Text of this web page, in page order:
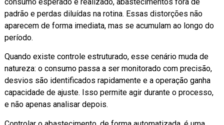
padrão e perdas diluídas na rotina. Essas distorções não
aparecem de forma imediata, mas se acumulam ao longo do
período.
Quando existe controle estruturado, esse cenário muda de
natureza: o consumo passa a ser monitorado com precisão,
desvios são identificados rapidamente e a operação ganha
capacidade de ajuste. Isso permite agir durante o processo,
e não apenas analisar depois.